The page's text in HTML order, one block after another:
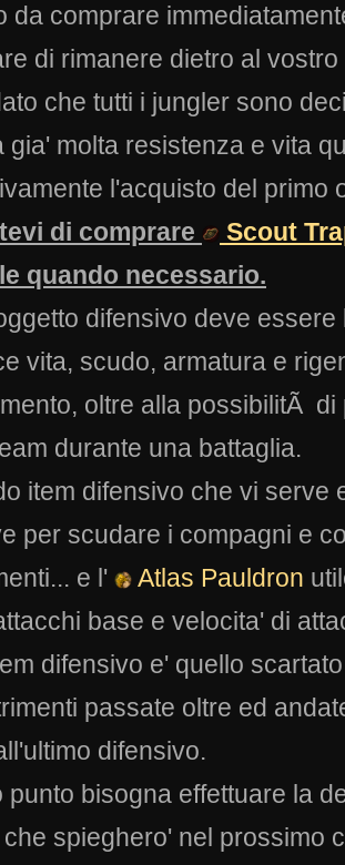
da comprare
di rimanere dietro al
che tutti i jungler sono
gia' molta resistenza e vita
l'acquisto del primo
di comprare
Scout
quando necessario.
difensivo deve
vita, scudo, armatura e
oltre alla possibilitÃ
durante una battaglia.
item difensivo che vi serve
per scudare i compagni e
e l'
Atlas Pauldron
base e velocita' di
difensivo e' quello
passate oltre ed
difensivo.
punto bisogna effettuare la
spieghero' nel prossimo